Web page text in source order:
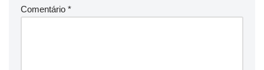
Comentário *